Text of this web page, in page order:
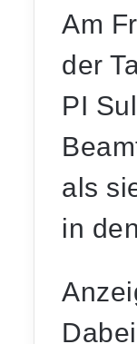
Am
der
PI
als
in